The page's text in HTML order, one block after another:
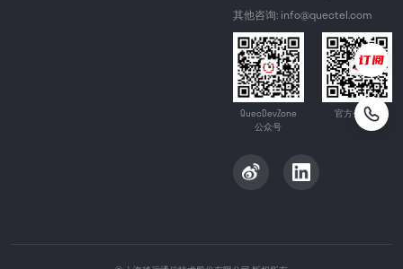
其他咨询: info@quectel.com
QuecDevZone
公众号
官方公众号